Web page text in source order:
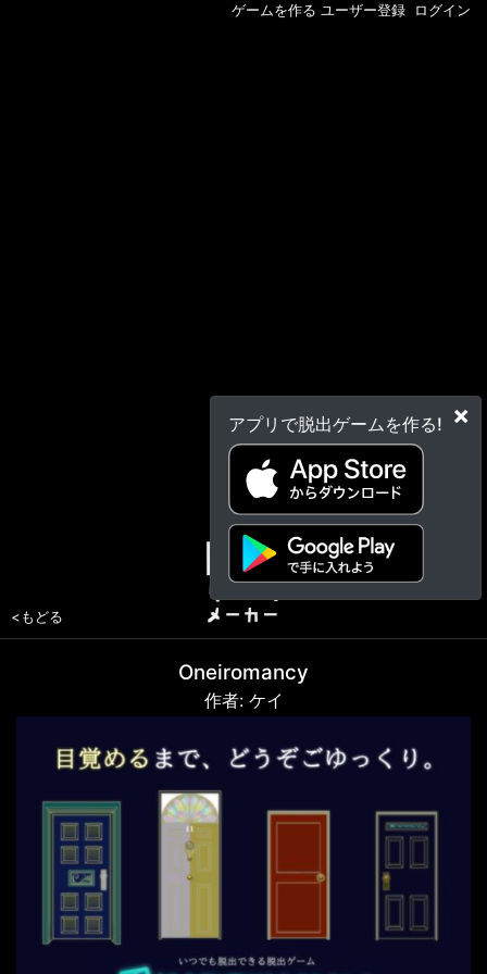
×
アプリで脱出ゲームを作る!
ゲームを作る ユーザー登録 ログイン
<もどる
Oneiromancy
作者: ケイ